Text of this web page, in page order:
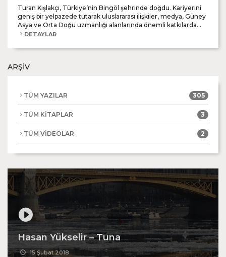
Turan Kışlakçı, Türkiye’nin Bingöl şehrinde doğdu. Kariyerini
geniş bir yelpazede tutarak uluslararası ilişkiler, medya, Güney
Asya ve Orta Doğu uzmanlığı alanlarında önemli katkılarda...
DETAYLAR
ARŞİV
TÜM YAZILAR 305
TÜM KİTAPLAR 3
TÜM VİDEOLAR 2
Hasan Yükselir – Tuna
15 Şubat 2018